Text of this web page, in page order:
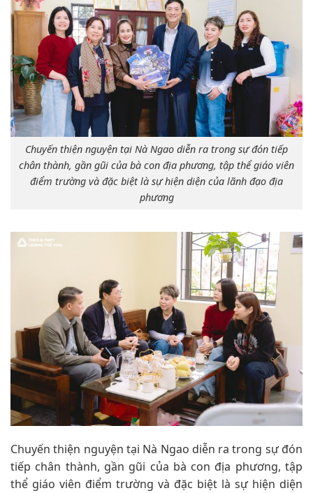
Chuyến thiện nguyện tại Nà Ngao diễn ra trong sự đón tiếp
chân thành, gần gũi của bà con địa phương, tập thể giáo viên
điểm trường và đặc biệt là sự hiện diện của lãnh đạo địa
phương
Chuyến thiện nguyện tại Nà Ngao diễn ra trong sự đón
tiếp chân thành, gần gũi của bà con địa phương, tập
thể giáo viên điểm trường và đặc biệt là sự hiện diện